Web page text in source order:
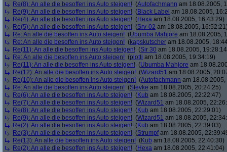
Re(8): An alle die besoffen ins Auto steigen! (Autofachmann am 18.08.2005,
Re(9): An alle die besoffen ins Auto steigen! (Black Label am 18.08.2005,
Re(4): An alle die besoffen ins Auto steigen! (Hexa am 18.08.2005, 16:43:29)
Re(5): An alle die besoffen ins Auto steigen! (Srv-02 am 18.08.2005,
Re: An alle die besoffen ins Auto steigen! (Ubumba Mahjore am 18.08.2005,
Re: An alle die besoffen ins Auto steigen! (kapskutscher am 18.08.2005,
Re(11): An alle die besoffen ins Auto steigen! (Sir 30 am 18.08.2005,
Re: An alle die besoffen ins Auto steigen! (plotti am 18.08.2005, 19:34:19)
Re(11): An alle die besoffen ins Auto steigen! (Ubumba Mahjore am
Re(12): An alle die besoffen ins Auto steigen! (Wizard51 am 18.08.2005,
Re(10): An alle die besoffen ins Auto steigen! (Autofachmann am
Re: An alle die besoffen ins Auto steigen! (Stevke am 18.08.2005, 20:24:25)
Re(6): An alle die besoffen ins Auto steigen! (Kub am 18.08.2005, 22:22:47)
Re(7): An alle die besoffen ins Auto steigen! (Wizard51 am 18.08.2005,
Re(8): An alle die besoffen ins Auto steigen! (Kub am 18.08.2005, 22:29:01)
Re(9): An alle die besoffen ins Auto steigen! (Wizard51 am 18.08.2005,
Re(2): An alle die besoffen ins Auto steigen! (Kub am 18.08.2005, 22:39:03)
Re(3): An alle die besoffen ins Auto steigen! (Strumpfam 18.08.2005,
Re(13): An alle die besoffen ins Auto steigen! (Kub am 18.08.2005, 22:40:30)
Re(2): An alle die besoffen ins Auto steigen! (Hexa am 18.08.2005, 22:41:04)